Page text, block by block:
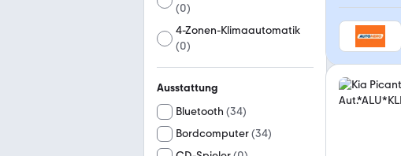
(0)
4-Zonen-Klimaautomatik
(0)
Ausstattung
Bluetooth (34)
Bordcomputer(34)